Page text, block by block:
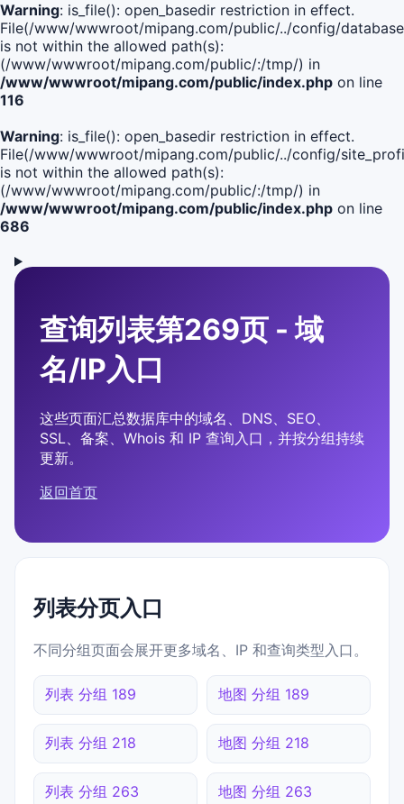
Warning: is_file(): open_basedir restriction in effect.
File(/www/wwwroot/mipang.com/public/../config/
is not within the allowed path(s):
(/www/wwwroot/mipang.com/public/:/tmp/) in
/www/wwwroot/mipang.com/public/index.php on line
116
Warning: is_file(): open_basedir restriction in effect.
File(/www/wwwroot/mipang.com/public/../config/
is not within the allowed path(s):
(/www/wwwroot/mipang.com/public/:/tmp/) in
/www/wwwroot/mipang.com/public/index.php on line
686
查询列表第269页 - 域
名/IP入口
这些页面汇总数据库中的域名、DNS、SEO、
SSL、备案、Whois 和 IP 查询入口，并按分组持续
更新。
返回首页
列表分页入口
不同分组页面会展开更多域名、IP 和查询类型入口。
列表 分组 189 地图 分组 189
列表 分组 218 地图 分组 218
列表 分组 263 地图 分组 263